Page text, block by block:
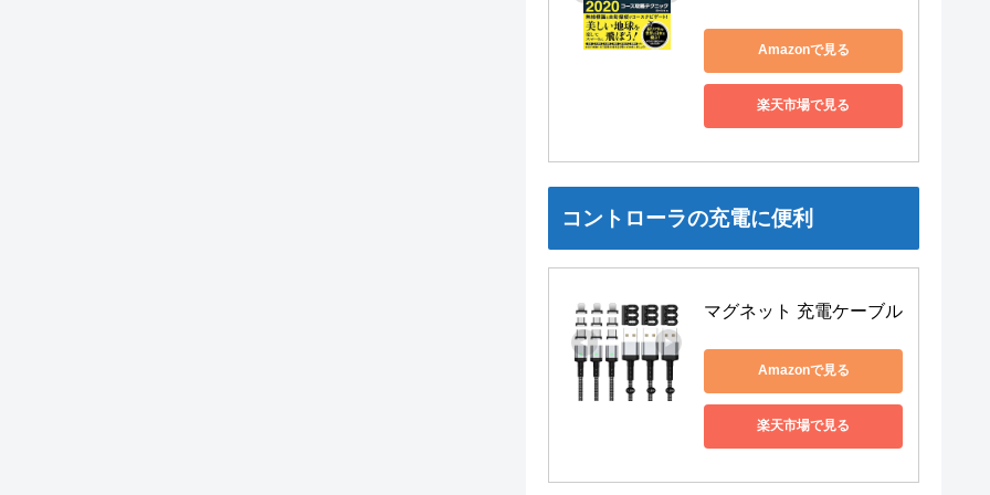
Amazonで見る
楽天市場で見る
コントローラの充電に便利
マグネット 充電ケーブル
Amazonで見る
楽天市場で見る